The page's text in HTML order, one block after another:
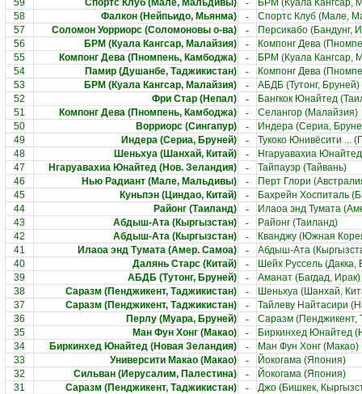
59
Спортс Клуб (Мале, Мальдивы)
БРМ (Куала Кангсар,
58
Фалкон (Нейпьидо, Мьянма) -
Спортс Клуб (Мале,
57
Соломон Уорриорс (Соломоновы о-ва) -
Персикабо (Бандунг,
56
БРМ (Куала Кангсар, Малайзия) -
Компонг Дева
55
Компонг Дева (Пномпень, Камбоджа) -
БРМ (Куала Кангсар,
54
Памир (Душанбе, Таджикистан) -
Компонг Дева
53
БРМ (Куала Кангсар, Малайзия) -
АБДБ (Тутонг, Бруней)
52
Фри Стар (Непал) -
Бангкок Юнайтед
51
Компонг Дева (Пномпень, Камбоджа) -
Селангор (Малайзия)
50
Ворриорс (Сингапур) -
Индера (Сериа,
49
Индера (Сериа, Бруней) -
Тукоко Юнивёсити ...
48
Шеньхуа (Шанхай, Китай) -
Нгаруавахиа
47
Нгаруавахиа Юнайтед (Нов. Зеландия) -
Тайпауэр (Тайвань)
46
Нью Радиант (Мале, Мальдивы) -
Перт Глори
45
Куньпэн (Циндао, Китай) -
Бахрейн Хоспиталь
44
Районг (Таиланд) -
Илаоа энд Тумата
43
Абдыш-Ата (Кыргызстан) -
Районг (Таиланд)
42
Абдыш-Ата (Кыргызстан) -
Кванджу (Южная
41
Илаоа энд Тумата (Амер. Самоа) -
Абдыш-Ата
40
Далянь Старс (Китай) -
Шейх Руссель (Дакка,
39
АБДБ (Тутонг, Бруней) -
Аманат (Багдад, Ирак)
38
Саразм (Пенджикент, Таджикистан) -
Шеньхуа (Шанхай,
37
Саразм (Пенджикент, Таджикистан) -
Тайлеву Найтасири
36
Перлу (Муара, Бруней) -
Саразм (Пенджикент,
35
Ман Фун Хонг (Макао) -
Биркинхед Юнайтед
34
Биркинхед Юнайтед (Новая Зеландия) -
Ман Фун Хонг (Макао)
33
Университи Макао (Макао) -
Йокогама (Япония)
32
Сильван (Иерусалим, Палестина) -
Йокогама (Япония)
31
Саразм (Пенджикент, Таджикистан) -
Джо (Бишкек,